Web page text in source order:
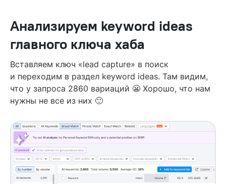
Анализируем keyword ideas
главного ключа хаба
Вставляем ключ «lead capture» в поиск
и переходим в раздел keyword ideas. Там видим,
что у запроса 2860 вариаций 😬 Хорошо, что нам
нужны не все из них 🙂